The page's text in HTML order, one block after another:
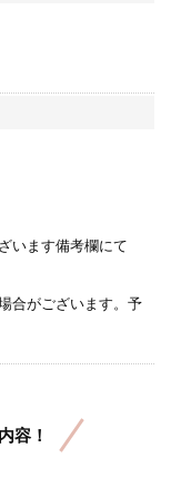
います備考欄にて
合がございます。予
容！